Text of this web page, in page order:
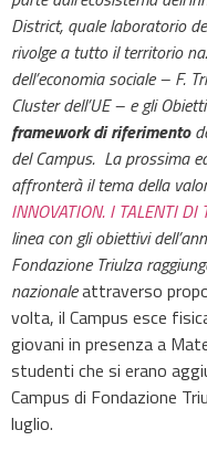
District, quale laboratorio
rivolge a tutto il territorio
dell’economia sociale – F.
Cluster dell’UE – e gli
framework di riferimento
del Campus. La prossima
affronterà il tema della
INNOVATION. I TALENTI DI
linea con gli obiettivi
Fondazione Triulza
nazionaleattraverso
volta, il Campus esce
giovani in presenza a
studenti che si erano
Campus di Fondazione
luglio.